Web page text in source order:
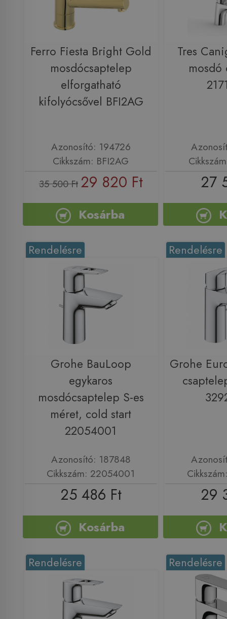
Ferro Fiesta Bright Gold
mosdócsaptelep
elforgatható
kifolyócsővel BFI2AG
Azonosító: 194726
Cikkszám: BFI2AG
35 500 Ft 29 820 Ft
Kosárba
Tres
mosdó
27
Rendelésre
Grohe BauLoop
egykaros
mosdócsaptelep S-es
méret, cold start
22054001
Azonosító: 187848
Cikkszám: 22054001
25 486 Ft
Kosárba
Rendelésre
Grohe
29
Rendelésre Rendelésre